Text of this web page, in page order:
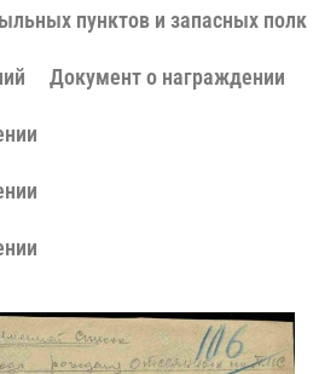
пунктов и запасных
Документ о награждении